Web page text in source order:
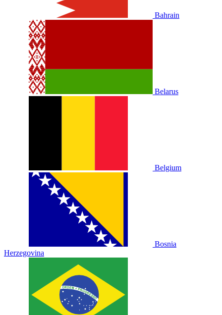
Bahrain
Belarus
Belgium
Bosnia
Herzegovina